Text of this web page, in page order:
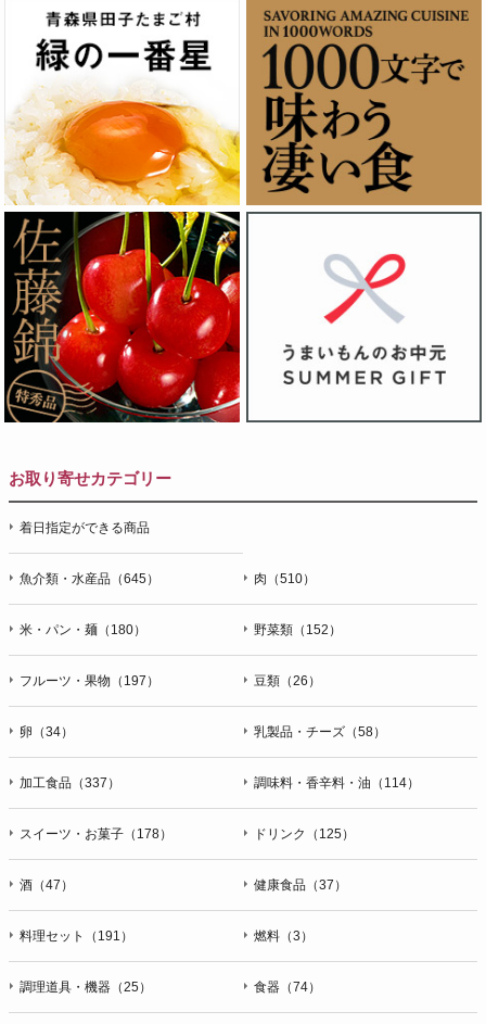
お取り寄せカテゴリー
着日指定ができる商品
魚介類・水産品（645） 肉（510）
米・パン・麺（180） 野菜類（152）
フルーツ・果物（197） 豆類（26）
卵（34） 乳製品・チーズ（58）
加工食品（337） 調味料・香辛料・油（114）
スイーツ・お菓子（178） ドリンク（125）
酒（47） 健康食品（37）
料理セット（191） 燃料（3）
調理道具・機器（25） 食器（74）